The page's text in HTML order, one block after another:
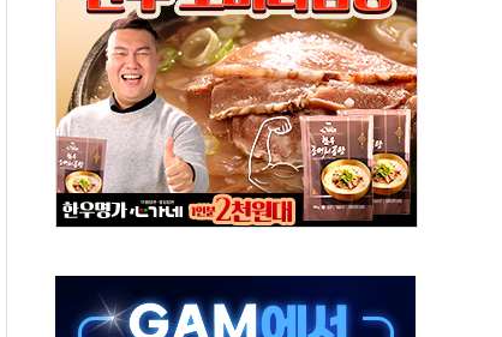
'선봉'의 대민 봉사
1발 발사… 올해 10번째·42일 만 도발
보 위기… 반군·마약카르텔이 습득해 전투 활용
표면 부식 물질"
진화...외국인 노동자 숨져
최소화 '총력 대응'
스권…美 암호화폐 법안 처리 여부도 변수